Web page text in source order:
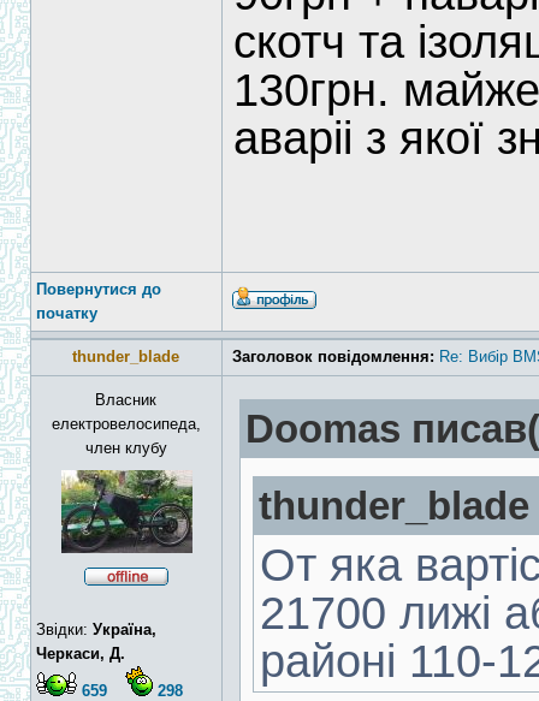
скотч та
130грн.
аваріі з якої
Повернутися до
початку
thunder_blade Заголовок повідомлення: Re: Вибір
Власник
електровелосипеда,
член клубу
Звідки: Україна,
Черкаси, Д.
659
298
Doomas
От яка
21700 лижі
районі 110-